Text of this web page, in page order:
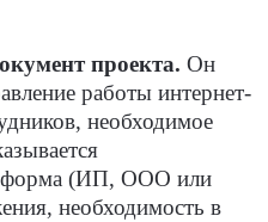
проекта. Он
работы интернет-
необходимое
форма (ИП, ООО или
необходимость в